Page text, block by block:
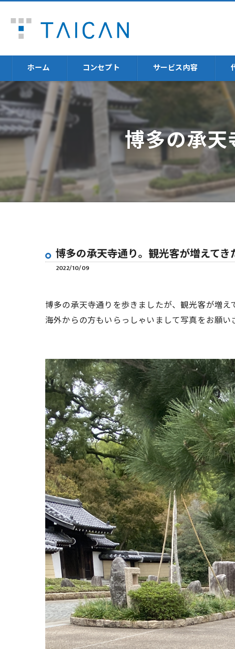
ホーム コンセプト サービス内容
福岡の不動産売却に強い
不動産投資体験
火災保険
資産運用
博多の承
博多の承天寺通り。観光客が増えてき
2022/10/09
博多の承天寺通りを歩きましたが、観光客が増え
海外からの方もいらっしゃいまして写真をお願